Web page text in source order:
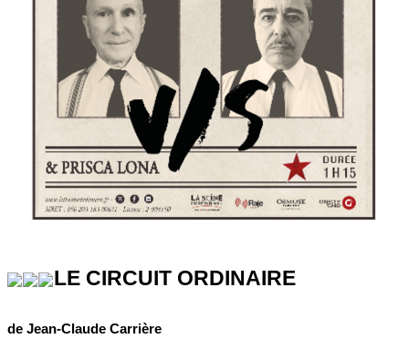
LE CIRCUIT ORDINAIRE
de Jean-Claude Carrière